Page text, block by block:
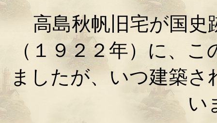
高島秋帆旧宅が国史
（１９２２年）に、
ましたが、いつ建築
い